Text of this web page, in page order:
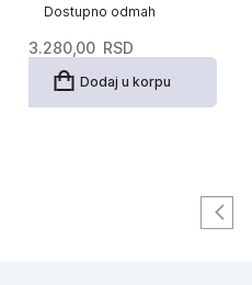
Dostupno odmah
3.280,00 RSD
Dodaj u korpu